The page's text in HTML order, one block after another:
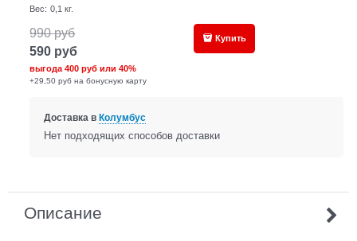
Вес: 0,1 кг.
990 руб
590 руб
выгода400 руб или40%
+29,50 руб на бонусную карту
Купить
Доставка в Колумбус
Нет подходящих способов доставки
Описание